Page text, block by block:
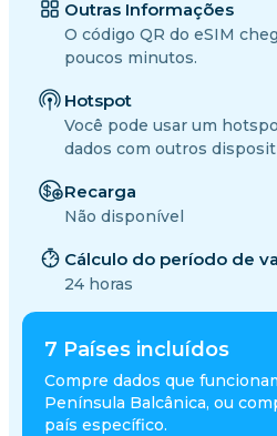
7 Países incluídos
Compre dados que
Península Balcânica, ou
país específico.
Outras Informações
O código QR do eSIM
poucos minutos.
Hotspot
Você pode usar um
dados com outros
Recarga
Não disponível
Cálculo do período de
24 horas